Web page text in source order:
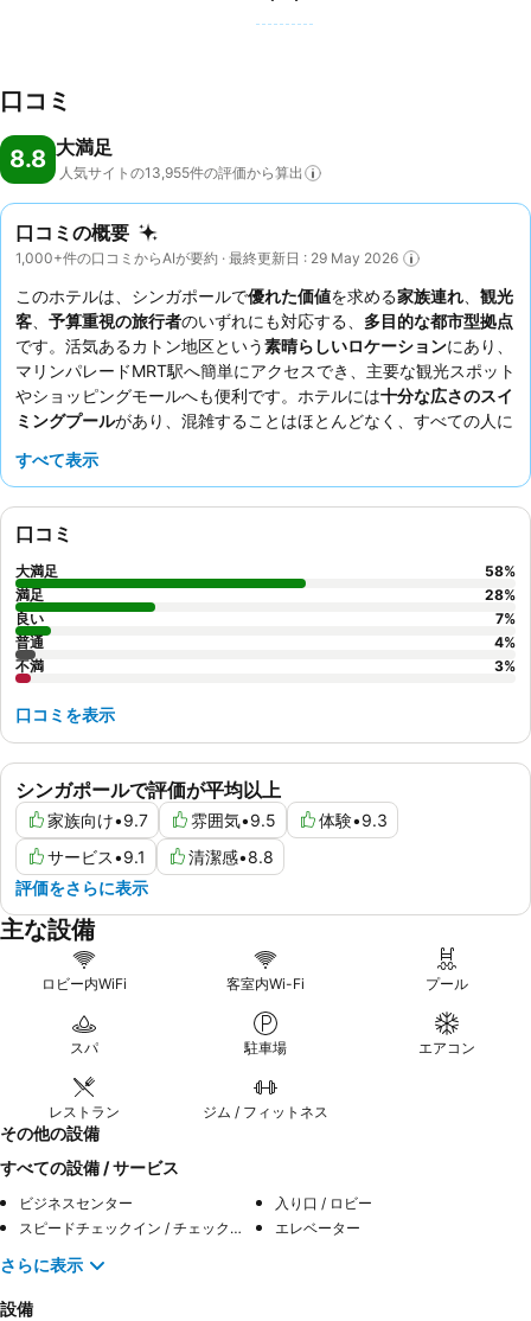
口コミ
8.8 大満足
人気サイトの13,955件の評価から算出
口コミの概要
1,000+件の口コミからAIが要約 · 最終更新日 : 29 May 2026
このホテルは、シンガポールで優れた価値を求める家族連れ
観光
客
予算重視の旅行者のいずれにも対応する、 多目的な都市型拠点
です。活気あるカトン地区という素晴らしいロケーションにあり、
マリンパレードMRT駅へ簡単にアクセスでき、主要な観光スポット
やショッピングモールへも便利です。ホテルには十分な広さのスイ
ミングプールがあり、混雑することはほとんどなく、すべての人に
ッフとサービス
すべて表示
シンガポールで評価が平均以上
家族向け•9.7 雰囲気•9.5 体験•9.3
サービス•9.1 清潔感•8.8
評価をさらに表示
口コミ
大満足 58%
満足
28%
良い
7%
普通
4%
不満
3%
口コミを表示
主な設備
ロビー内WiFi 客室内Wi-Fi プール
スパ 駐車場 エアコン
レストラン ジム / フィットネス
その他の設備
すべての設備 / サービス
ビジネスセンター
入り口 / ロビー
スピードチェックイン / チェックアウト
エレベーター
さらに表示
設備